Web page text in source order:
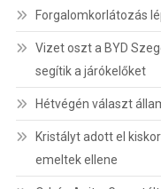
Forgalomkorlátozás
Vizet oszt a BYD
segítik a járókelőket
Hétvégén választ
Kristályt adott el
emeltek ellene